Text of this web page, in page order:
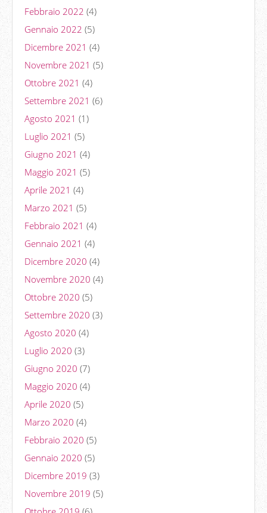
Febbraio 2022 (4)
Gennaio 2022 (5)
Dicembre 2021 (4)
Novembre 2021 (5)
Ottobre 2021 (4)
Settembre 2021 (6)
Agosto 2021 (1)
Luglio 2021 (5)
Giugno 2021 (4)
Maggio 2021 (5)
Aprile 2021 (4)
Marzo 2021 (5)
Febbraio 2021 (4)
Gennaio 2021 (4)
Dicembre 2020 (4)
Novembre 2020 (4)
Ottobre 2020 (5)
Settembre 2020 (3)
Agosto 2020 (4)
Luglio 2020 (3)
Giugno 2020 (7)
Maggio 2020 (4)
Aprile 2020 (5)
Marzo 2020 (4)
Febbraio 2020 (5)
Gennaio 2020 (5)
Dicembre 2019 (3)
Novembre 2019 (5)